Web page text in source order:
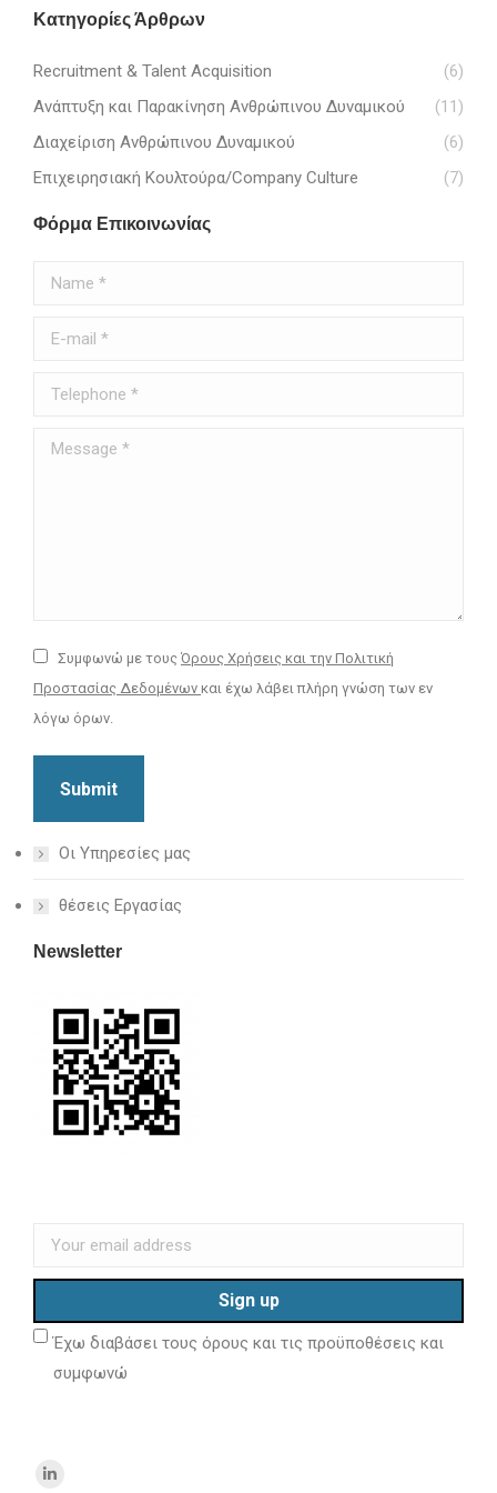
Κατηγορίες Άρθρων
Recruitment & Talent Acquisition
(6)
Ανάπτυξη και Παρακίνηση Ανθρώπινου Δυναμικού
(11)
Διαχείριση Ανθρώπινου Δυναμικού
(6)
Επιχειρησιακή Κουλτούρα/Company Culture
(7)
Φόρμα Επικοινωνίας
Name *
E-mail *
Telephone *
Message *
Συμφωνώ με τους Όρους Χρήσεις και την Πολιτική
Προστασίας Δεδομένων και έχω λάβει πλήρη γνώση των εν
λόγω όρων.
Submit
Οι Υπηρεσίες μας
θέσεις Εργασίας
Newsletter
Έχω διαβάσει τους όρους και τις προϋποθέσεις και
συμφωνώ
Find us on: